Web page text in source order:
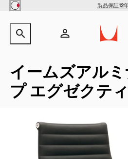
Skip to main content 製品保証12
サイト内検索のためのテキス
ヘッダー検索ボックスをオープン
アカウント
新規登録
イームズアル
プ エグゼクテ